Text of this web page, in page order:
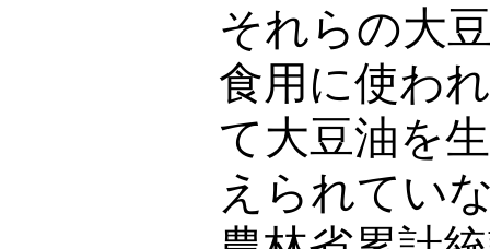
それらの大
食用に使わ
て大豆油を
えられてい